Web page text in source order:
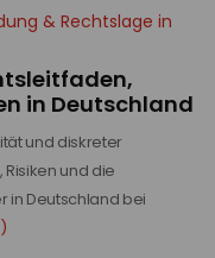
& Rechtslage in
in Deutschland
und diskreter
und die
in Deutschland bei